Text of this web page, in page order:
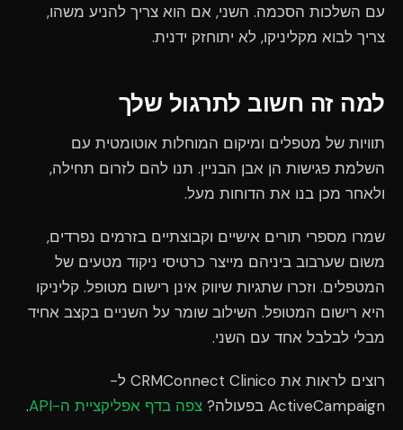
עם השלכות הסכמה. השני, אם הוא צריך להניע משהו,
צריך לבוא מקליניקו, לא יתוחזק ידנית.
למה זה חשוב לתרגול שלך
תוויות של מטפלים ומיקום המוחלות אוטומטית עם
השלמת פגישות הן אבן הבניין. תנו להם לזרום תחילה,
ולאחר מכן בנו את הדוחות מעל.
שמרו מספרי תורים אישיים וקבוצתיים בזרמים נפרדים,
משום שערבוב ביניהם מייצר כרטיסי ניקוד מטעים של
המטפלים. וזכרו שתגיות שיווק אינן רישום מטופל. קליניקו
היא רישום המטופל. השילוב שומר על השניים בקצב אחיד
מבלי לבלבל אחד עם השני.
רוצים לראות את CRMConnect Clinico ל-
ActiveCampaign בפעולה?
צפה בדף אפליקציית ה-API .